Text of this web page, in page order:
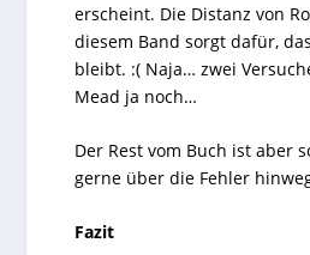
erscheint. Die Distanz von
diesem Band sorgt dafür,
bleibt. :( Naja… zwei
Mead ja noch…
Der Rest vom Buch ist aber
gerne über die Fehler
Fazit